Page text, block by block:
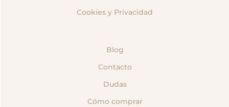
Cookies y Privacidad
Blog
Contacto
Dudas
Cómo comprar